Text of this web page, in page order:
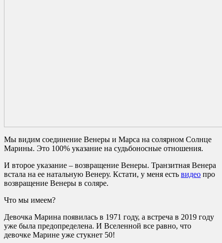
Мы видим соединение Венеры и Марса на солярном Солнце
Марины. Это 100% указание на судьбоносные отношения.
И второе указание – возвращение Венеры. Транзитная Венера
встала на ее натальную Венеру. Кстати, у меня есть видео про
возвращение Венеры в соляре.
Что мы имеем?
Девочка Марина появилась в 1971 году, а встреча в 2019 году
уже была предопределена. И Вселенной все равно, что
девочке Марине уже стукнет 50!